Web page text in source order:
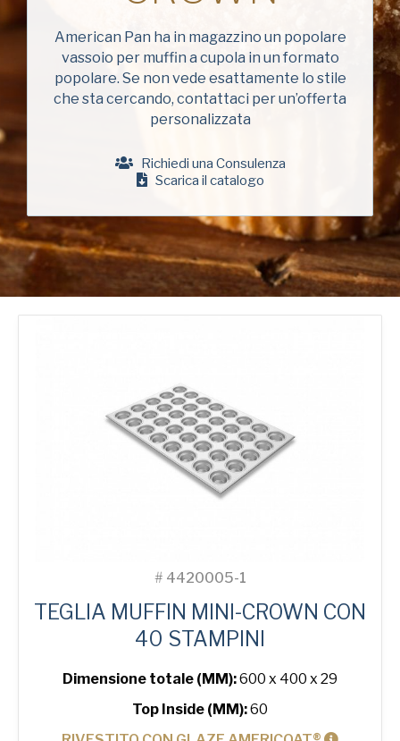
Pan GLO
Runex
American Pan ha in magazzino un popolare
vassoio per muffin a cupola in un formato
popolare. Se non vede esattamente lo stile
che sta cercando, contattaci per un’offerta
personalizzata
Richiedi una Consulenza
Scarica il catalogo
# 4420005-1
TEGLIA MUFFIN MINI-CROWN CON
40 STAMPINI
Dimensione totale (MM):600 x 400 x 29
Top Inside (MM):60
Azienda
(Obbligatorio)
Indirizzo
e-
mail
(Obbligatorio)
Nazione
(Obbligatorio)
Nazione *